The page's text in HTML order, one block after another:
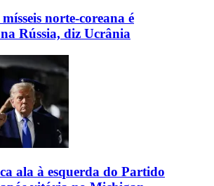
norte-coreana é
Rússia, diz Ucrânia
ala à esquerda do Partido